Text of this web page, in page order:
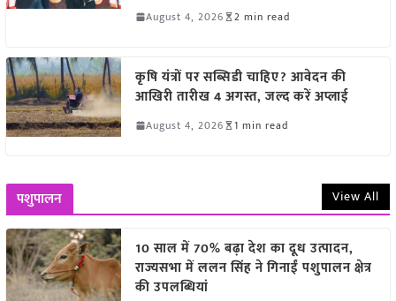
August 4, 2026 2 min read
कृषि यंत्रों पर सब्सिडी चाहिए? आवेदन की
आखिरी तारीख 4 अगस्त, जल्द करें अप्लाई
August 4, 2026 1 min read
पशुपालन View All
10 साल में 70% बढ़ा देश का दूध उत्पादन,
राज्यसभा में ललन सिंह ने गिनाईं पशुपालन क्षेत्र
की उपलब्धियां